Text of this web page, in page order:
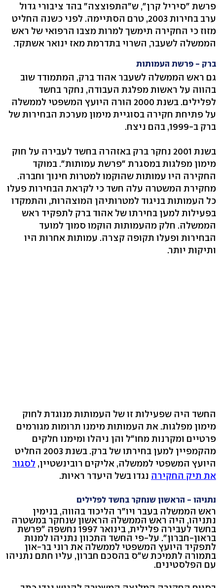
פרשת "סיריל קרן", ש"התפוצצה" בהד ציבורי גדול
ערב בחירות 2003, טרם הסתיימה. לפני כשנה החליט
מזוז כי החקירה תימשך למרות מצבו הרפואי של ראש
הממשלה לשעבר, השרוי בתדרמת מאז ינואר אשתקד.
ברק - פרשת העמותות
גם ראש הממשלה לשעבר אהוד ברק, המתמודד שוב
בהווה על ראשות מפלגת העבודה, נחקר בחשד
לפלילים. בשנת 2000 הורה היועץ המשפטי לממשלה
על פתיחת חקירה בסוגיית מימון מערכת הבחירות של
ברק ב-1999, בהם ניצח.
בשנת 2001 נחקר ברק באזהרה בחשד לעבירה על חוק
מימון מפלגות במסגרת "פרשת עמותות". במוקד
החקירה היו עמותות שהוקמו למטרות חינוך וחברה.
מחקירת המשטרה עלה חשד כי לקראת הבחירות פעלו
כל העמותות בניגוד למטרותיהן המוצהרות, והתמקדו
בפעילות למען בחירתו של אהוד ברק לתפקיד ראש
הממשלה. חלק מהעמותות הוקמו סמוך למועד
הבחירות ופעלו תקופה קצרה. עמותות אחרות היו
ותיקות יותר.
החשד היה שפעילות זו של העמותות מנוגדת לחוק
מימון מפלגות. את העמותות מימנו תרומות מגורמים
פרטיים ומקרנות מחו"ל והן ניהלו ומימנו חלקים
מהקמפיין למען בחירתו של ברק. בשנת 2003 החליט
היועץ המשפטי לממשלה, אליקים רובינשטיין, לסגור
את תיק החקירה נגדו בשל היעדר ראיות.
נתניהו - הראשון שנחקר בחשד לפלילים
ראש הממשלה בעבר ויו"ר הליכוד בהווה, בנימין
נתניהו, היה ראש הממשלה הראשון שנחקר במשטרה
בחשד לעבירה פלילית, בינואר 1997 נחשפה "פרשת
בראון-חברון". על-פי החשד התכוון נתניהו למנות
לתפקיד היועץ המשפטי לממשלה את רוני בר-און
בתמורה לתמיכת ש"ס בהסכם חברון, עליו חתם נתניהו
עם הפלסטינים.